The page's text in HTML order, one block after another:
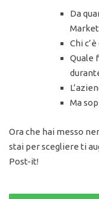
Da
Chi
Quale
Ma
Ora che hai messo
stai per scegliere ti
Post-it!